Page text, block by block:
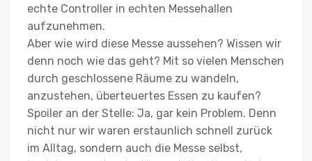
echte Controller in echten Messehallen
aufzunehmen.
Aber wie wird diese Messe aussehen? Wissen wir
denn noch wie das geht? Mit so vielen Menschen
durch geschlossene Räume zu wandeln,
anzustehen, überteuertes Essen zu kaufen?
Spoiler an der Stelle: Ja, gar kein Problem. Denn
nicht nur wir waren erstaunlich schnell zurück
im Alltag, sondern auch die Messe selbst,